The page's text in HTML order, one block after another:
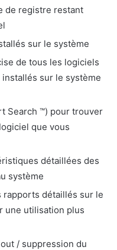
de registre restant
sur le système
de tous les logiciels
sur le système
Search ™) pour trouver
que vous
détaillées des
système
rapports détaillés sur le
une utilisation plus
/ suppression du